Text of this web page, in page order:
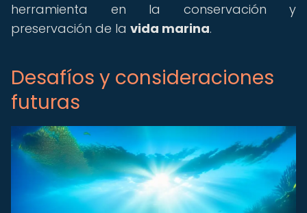
herramienta en la conservación y
preservación de la vida marina.
Desafíos y consideraciones
futuras